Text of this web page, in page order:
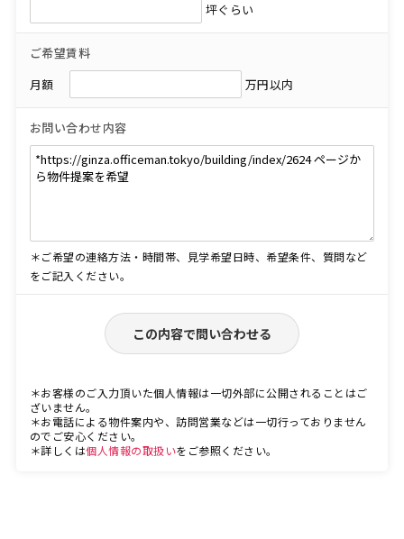
坪ぐらい
ご希望賃料
月額
万円以内
お問い合わせ内容
＊ご希望の連絡方法・時間帯、見学希望日時、希望条件、質問など
をご記入ください。
この内容で問い合わせる
＊お客様のご入力頂いた個人情報は一切外部に公開されることはご
ざいません。
＊お電話による物件案内や、訪問営業などは一切行っておりません
のでご安心ください。
＊詳しくは個人情報の取扱いをご参照ください。